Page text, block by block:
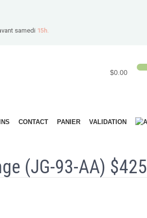
samedi 15h.
$0.00
CONTACT PANIER VALIDATION
(JG-93-AA) $425